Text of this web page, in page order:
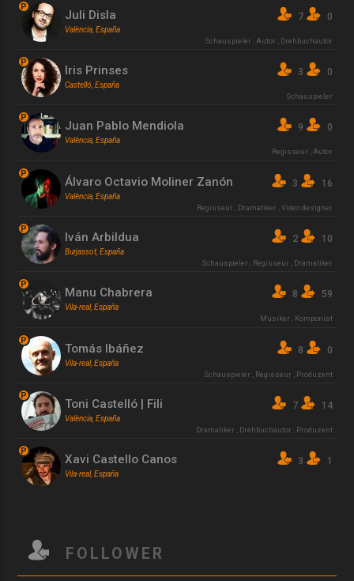
P
Juli Disla
València, España
Schauspieler
Autor Drehbuchautor
7 0
P
Iris Prinses
Castelló, España
Schauspieler
3 0
P
Juan Pablo Mendiola
València, España
Regisseur ,Autor
9 0
P
Álvaro Octavio Moliner Zanón
València, España
Regisseur
Dramatiker Video designer
3 16
P
Iván Arbildua
Burjassot, España
Schauspieler
Regisseur Dramatiker
2 10
P
Manu Chabrera
Vila-real, España
Musiker , Komponist
8 59
P
Tomás Ibáñez
Vila-real, España
Schauspieler
Regisseur Produzent
8 0
P
Toni Castelló | Fili
València, España
Dramatiker
Drehbuchautor Produzent
7 14
P
Xavi Castello Canos
Vila-real, España
3 1
FOLLOWER